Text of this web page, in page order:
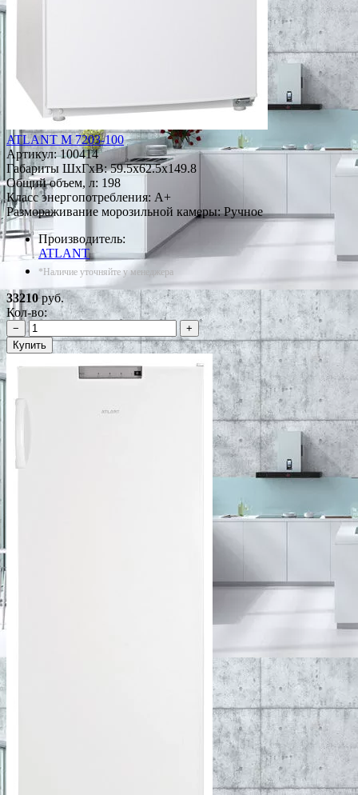
ATLANT М 7203-100
Артикул:100414
Габариты ШxГxВ: 59.5x62.5x149.8
Общий объем, л: 198
Класс энергопотребления: A+
Размораживание морозильной камеры: Ручное
Производитель:
ATLANT
*Наличие уточняйте у менеджера
33210руб.
Кол-во:
−
+
Купить